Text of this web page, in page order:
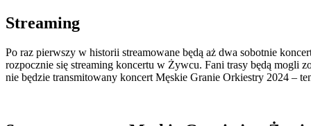
Streaming
Po raz pierwszy w historii streamowane będą aż dwa sobotnie
rozpocznie się streaming koncertu w Żywcu. Fani trasy będą mogli
nie będzie transmitowany koncert Męskie Granie Orkiestry 2024 –